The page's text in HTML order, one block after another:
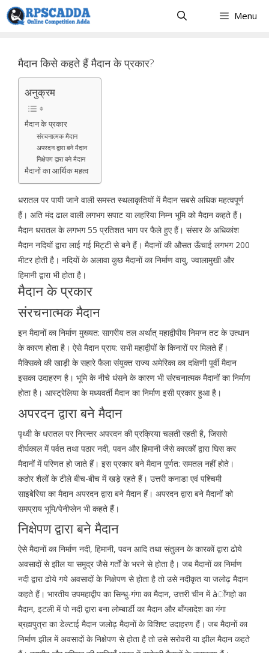
Skip
to
Menu
मैदान किसे कहते हैं मैदान के प्रकार?
अनुक्रम
मैदान के प्रकार
संरचनात्मक मैदान
अपरदन द्वारा बने मैदान
निक्षेपण द्वारा बने मैदान
मैदानों का आर्थिक महत्व
धरातल पर पायी जाने वाली समस्त स्थलाकृतियों में मैदान सबसे अधिक महत्वपूर्ण
हैं। अति मंद ढाल वाली लगभग सपाट या लहरिया निम्न भूमि को मैदान कहते हैं।
मैदान धरातल के लगभग 55 प्रतिशत भाग पर फैले हुए हैं। संसार के अधिकांश
मैदान नदियों द्वारा लाई गई मिट्टी से बने हैं। मैदानों की औसत ऊँचाई लगभग 200
मीटर होती है। नदियों के अलावा कुछ मैदानों का निर्माण वायु, ज्वालामुखी और
हिमानी द्वारा भी होता है।
मैदान के प्रकार
संरचनात्मक मैदान
इन मैदानों का निर्माण मुख्यत: सागरीय तल अर्थात् महाद्वीपीय निमग्न तट के उत्थान
के कारण होता है। ऐसे मैदान प्राय: सभी महाद्वीपों के किनारों पर मिलते हैं।
मैक्सिको की खाड़ी के सहारे फैला संयुक्त राज्य अमेरिका का दक्षिणी पूर्वी मैदान
इसका उदाहरण है। भूमि के नीचे धंसने के कारण भी संरचनात्मक मैदानों का निर्माण
होता है। आस्ट्रेलिया के मध्यवर्ती मैदान का निर्माण इसी प्रकार हुआ है।
अपरदन द्वारा बने मैदान
पृथ्वी के धरातल पर निरन्तर अपरदन की प्रक्रिया चलती रहती है, जिससे
दीर्घकाल में पर्वत तथा पठार नदी, पवन और हिमानी जैसे कारकों द्वारा घिस कर
मैदानों में परिणत हो जाते हैं। इस प्रकार बने मैदान पूर्णत: समतल नहीं होते।
कठोर शैलों के टीले बीच-बीच में खड़े रहते हैं। उत्तरी कनाडा एवं पश्चिमी
साइबेरिया का मैदान अपरदन द्वारा बने मैदान हैं। अपरदन द्वारा बने मैदानों को
समप्राय भूमि/पेनीप्लेन भी कहते हैं।
निक्षेपण द्वारा बने मैदान
ऐसे मैदानों का निर्माण नदी, हिमानी, पवन आदि तथा संतुलन के कारकों द्वारा ढोये
अवसादों से झील या समुद्र जैसे गर्तों के भरने से होता है। जब मैदानों का निर्माण
नदी द्वारा ढोये गये अवसादों के निक्षेपण से होता है तो उसे नदीकृत या जलोढ़ मैदान
कहते हैं। भारतीय उपमहाद्वीप का सिन्धु-गंगा का मैदान, उत्तरी चीन में àाँगहो का
मैदान, इटली में पो नदी द्वारा बना लोम्बार्डी का मैदान और बाँग्लादेश का गंगा
ब्रह्मपुत्रा का डेल्टाई मैदान जलोढ़ मैदानों के विशिष्ट उदाहरण हैं। जब मैदानों का
निर्माण झील में अवसादों के निक्षेपण से होता है तो उसे सरोवरी या झील मैदान कहते